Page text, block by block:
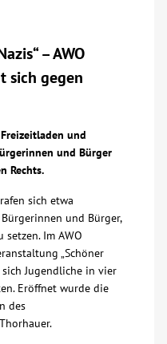
– AWO
sich gegen
und
und Bürger
Rechts.
sich etwa
und Bürger,
setzen. Im AWO
„Schöner
Jugendliche in vier
Eröffnet wurde die
des